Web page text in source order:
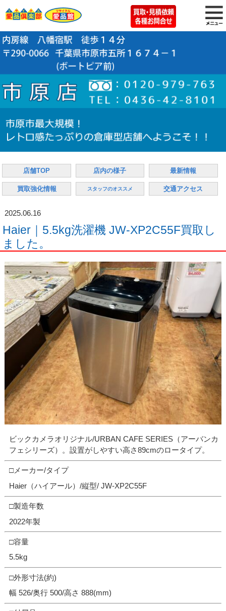
店舗TOP 店内の様子 最新情報
買取強化情報 スタッフのオススメ 交通アクセス
2025.06.16
Haier｜5.5kg洗濯機 JW-XP2C55F買取し
ました。
ビックカメラオリジナル/URBAN CAFE SERIES（アーバンカ
フェシリーズ）。設置がしやすい高さ89cmのロータイプ。
□メーカー/タイプ
Haier（ハイアール）/縦型/ JW-XP2C55F
□製造年数
2022年製
□容量
5.5kg
□外形寸法(約)
幅 526/奥行 500/高さ 888(mm)